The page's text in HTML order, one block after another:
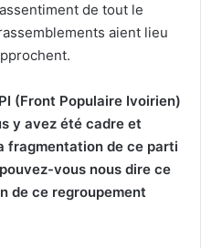
de tout le
aient lieu
(Front Populaire Ivoirien)
y avez été cadre et
fragmentation de ce parti
vous nous dire ce
de ce regroupement